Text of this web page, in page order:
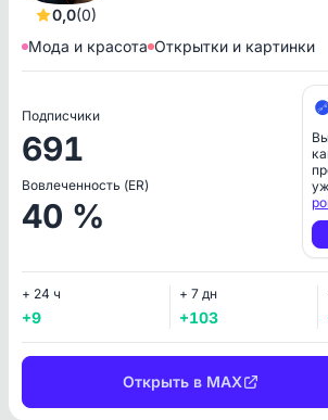
0,0(0)
Мода и красота Открытки и картинки
Подписчики
691
Вовлеченность (ER)
40 %
+ 24 ч
+9
+ 7 дн
+103
Открыть в MAX